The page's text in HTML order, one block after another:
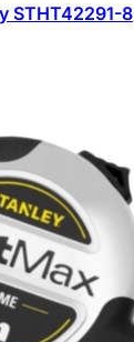
STHT42291-8